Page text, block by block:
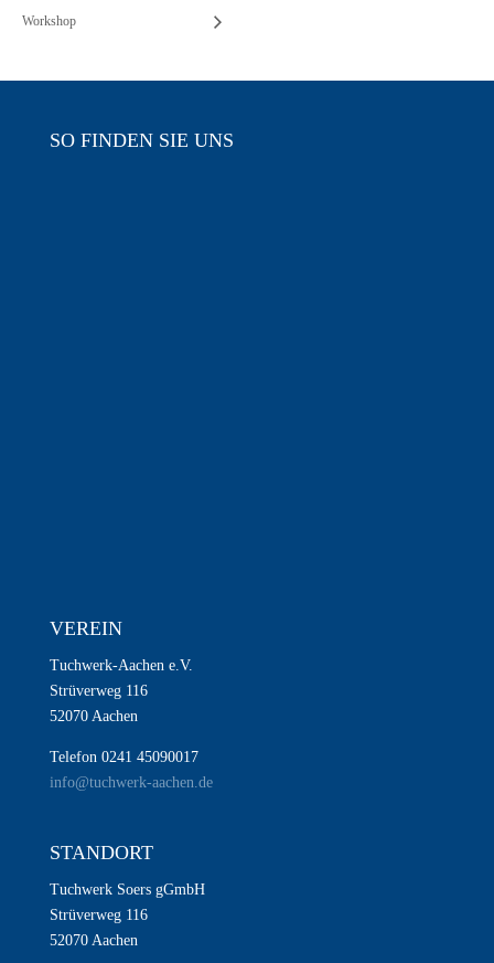
Workshop
SO FINDEN SIE UNS
VEREIN
Tuchwerk-Aachen e.V.
Strüverweg 116
52070 Aachen
Telefon 0241 45090017
info@tuchwerk-aachen.de
STANDORT
Tuchwerk Soers gGmbH
Strüverweg 116
52070 Aachen